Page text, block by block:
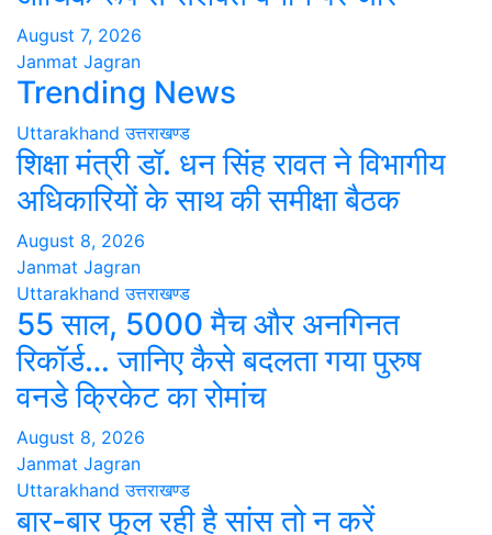
August 7, 2026
Janmat Jagran
Trending News
Uttarakhand उत्तराखण्ड
शिक्षा मंत्री डॉ. धन सिंह रावत ने विभागीय
अधिकारियों के साथ की समीक्षा बैठक
August 8, 2026
Janmat Jagran
Uttarakhand उत्तराखण्ड
55 साल, 5000 मैच और अनगिनत
रिकॉर्ड… जानिए कैसे बदलता गया पुरुष
वनडे क्रिकेट का रोमांच
August 8, 2026
Janmat Jagran
Uttarakhand उत्तराखण्ड
बार-बार फूल रही है सांस तो न करें